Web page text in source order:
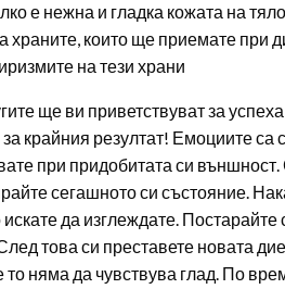
е нежна и гладка кожата на
храните, които ще приемате при
на тези храни
ще ви приветствуват за
за крайния резултат! Емоциите
при придобитата си външност.
сегашното си състояние.
искате да изглеждате.
това си преставете новата
то няма да чувствува глад. По